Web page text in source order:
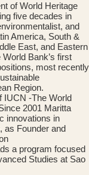
of World Heritage
five decades in
and
America, South &
East, and Eastern
Bank’s first
most recently
Region.
IUCN -The World
2001 Maritta
innovations in
as Founder and
a program focused
Studies at Sao